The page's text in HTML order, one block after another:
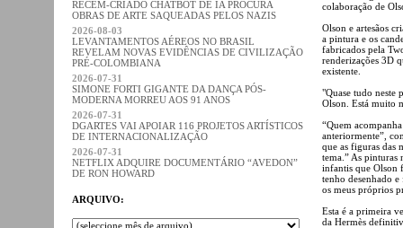
RECÉM-CRIADO CHATBOT DE IA PROCURA
OBRAS DE ARTE SAQUEADAS PELOS NAZIS
2026-08-03
LEVANTAMENTOS AÉREOS NO BRASIL
REVELAM NOVAS EVIDÊNCIAS DE CIVILIZAÇÃO
PRÉ-COLOMBIANA
2026-07-31
SIMONE FORTI GIGANTE DA DANÇA PÓS-
MODERNA MORREU AOS 91 ANOS
2026-07-31
DGARTES VAI APOIAR 116 PROJETOS ARTÍSTICOS
DE INTERNACIONALIZAÇÃO
2026-07-31
NETFLIX ADQUIRE DOCUMENTÁRIO “AVEDON”
DE RON HOWARD
ARQUIVO:
colaboração de
Olson e artesãos
a pintura e os
fabricados pela
renderizações 3D
existente.
"Quase tudo neste
Olson. Está muito
“Quem
anteriormente”,
que as figuras das
tema.” As pinturas
infantis que Olson
tenho desenhado
os meus próprios
Esta é a primeira
da Hermès